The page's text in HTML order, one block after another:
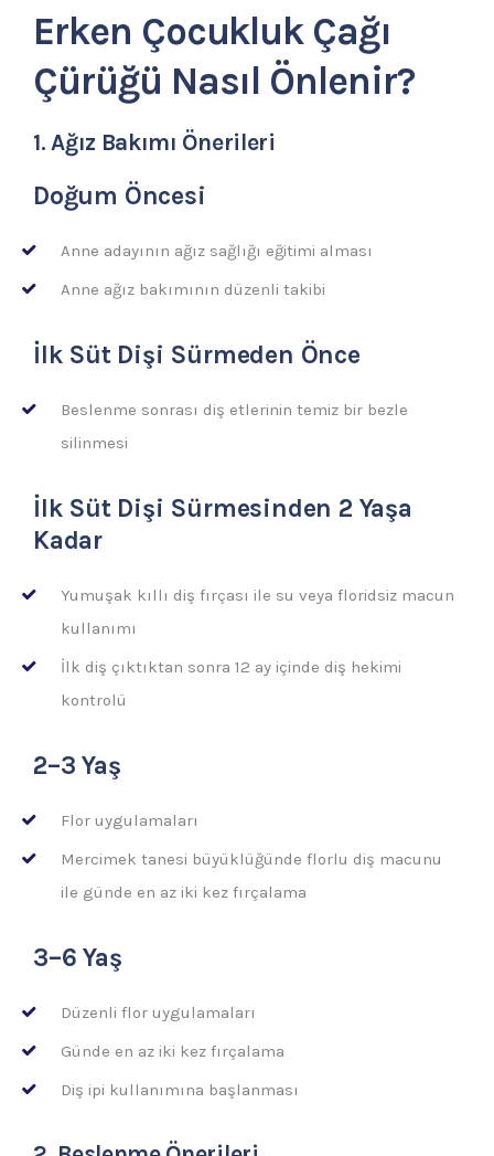
Erken Çocukluk Çağı
Çürüğü Nasıl Önlenir?
1. Ağız Bakımı Önerileri
Doğum Öncesi
Anne adayının ağız sağlığı eğitimi alması
Anne ağız bakımının düzenli takibi
İlk Süt Dişi Sürmeden Önce
Beslenme sonrası diş etlerinin temiz bir bezle
silinmesi
İlk Süt Dişi Sürmesinden 2 Yaşa
Kadar
Yumuşak kıllı diş fırçası ile su veya floridsiz macun
kullanımı
İlk diş çıktıktan sonra 12 ay içinde diş hekimi
kontrolü
2–3 Yaş
Flor uygulamaları
Mercimek tanesi büyüklüğünde florlu diş macunu
ile günde en az iki kez fırçalama
3–6 Yaş
Düzenli flor uygulamaları
Günde en az iki kez fırçalama
Diş ipi kullanımına başlanması